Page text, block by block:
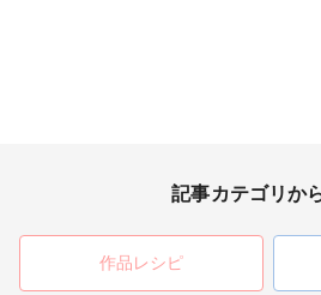
記事カテゴリか
作品レシピ